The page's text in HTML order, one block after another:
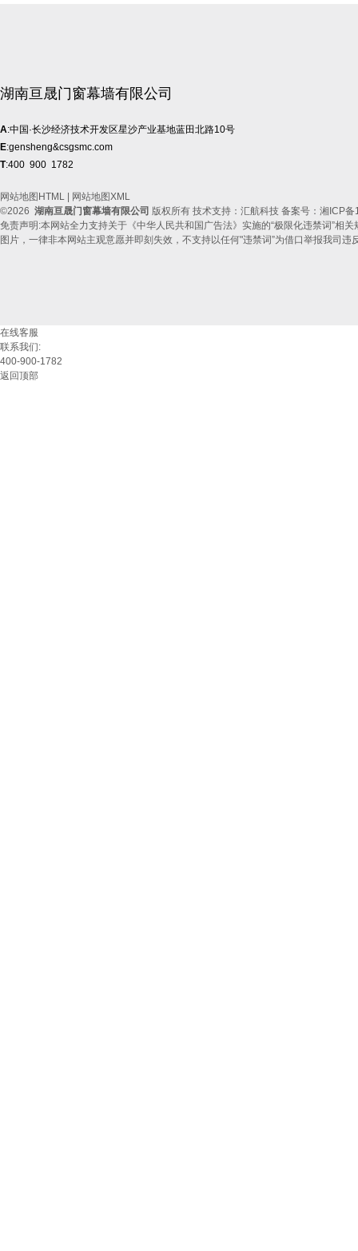
湖南亘晟门窗幕墙有限公司
A:中国·长沙经济技术开发区星沙产业基地蓝田北路10号
E:gensheng&csgsmc.com
T:400 900 1782
网站地图HTML | 网站地图XML
©2026 湖南亘晟门窗幕墙有限公司 版权所有 技术支持：汇航科技 备案号： 湘ICP备
免责声明:本网站全力支持关于《中华人民共和国广告法》实施的“极限化违禁词”相
图片，一律非本网站主观意愿并即刻失效，不支持以任何"违禁词”为借口举报我司
在线客服
联系我们:
400-900-1782
返回顶部